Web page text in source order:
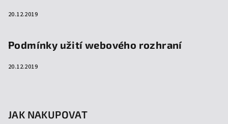
20.12.2019
Podmínky užití webového rozhraní
20.12.2019
JAK NAKUPOVAT